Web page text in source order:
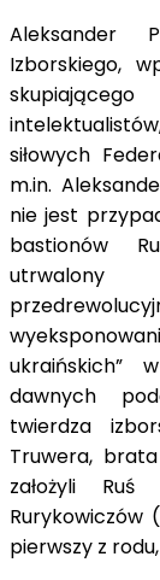
Aleksander
Izborskiego,
siłowych
m.in.
nie jest
bastionów
utrwalony
ukraińskich”
dawnych
twierdza
Truwera,
założyli
Rurykowiczów
pierwszy z